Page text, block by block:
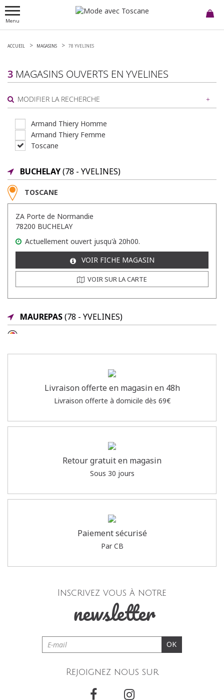
Menu
ACCUEIL MAGASINS 78 YVELINES
3 MAGASINS OUVERTS EN YVELINES
MODIFIER LA RECHERCHE
Armand Thiery Homme
Armand Thiery Femme
Toscane
BUCHELAY(78 - YVELINES)
TOSCANE
ZA Porte de Normandie
78200 BUCHELAY
Actuellement ouvert jusqu'à 20h00.
VOIR FICHE MAGASIN
VOIR SUR LA CARTE
MAUREPAS(78 - YVELINES)
Actuellementouvertjusqu'à 19h00.
VOIR FICHE MAGASIN
VOIR SUR LA CARTE
78370 PLAISIR
jusqu'à 20h00.
VOIR FICHE MAGASIN
VOIR SUR LA CARTE
Livraison offerte en magasin en 48h
Livraison offerte à domicile dès 69€
Retour gratuit en magasin
Sous 30 jours
Paiement sécurisé
Par CB
Inscrivez vous à notre
newsletter
OK
Rejoignez nous sur